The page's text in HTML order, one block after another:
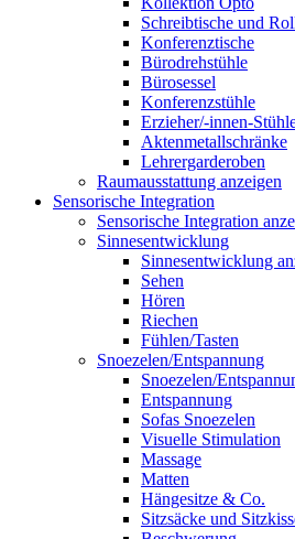
Schreibtische und
Konferenztische
Bürodrehstühle
Bürosessel
Konferenzstühle
Erzieher/-innen-
Aktenmetallschränke
Lehrergarderoben
Raumausstattung anzeigen
Sensorische Integration
Sensorische Integration
Sinnesentwicklung
Sinnesentwicklung
Sehen
Hören
Riechen
Fühlen/Tasten
Snoezelen/Entspannung
Snoezelen/
Entspannung
Sofas Snoezelen
Visuelle Stimulation
Massage
Matten
Hängesitze & Co.
Sitzsäcke und